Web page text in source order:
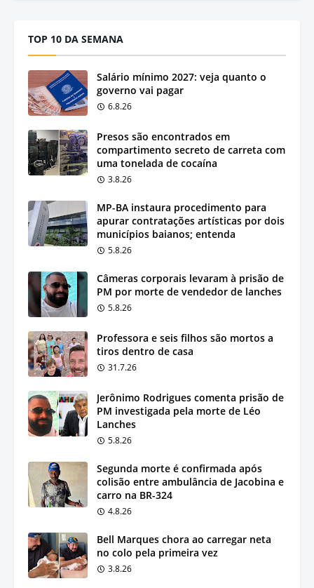
TOP 10 DA SEMANA
Salário mínimo 2027: veja quanto o
governo vai pagar
6.8.26
Presos são encontrados em
compartimento secreto de carreta com
uma tonelada de cocaína
3.8.26
MP-BA instaura procedimento para
apurar contratações artísticas por dois
municípios baianos; entenda
5.8.26
Câmeras corporais levaram à prisão de
PM por morte de vendedor de lanches
5.8.26
Professora e seis filhos são mortos a
tiros dentro de casa
31.7.26
Jerônimo Rodrigues comenta prisão de
PM investigada pela morte de Léo
Lanches
5.8.26
Segunda morte é confirmada após
colisão entre ambulância de Jacobina e
carro na BR-324
4.8.26
Bell Marques chora ao carregar neta
no colo pela primeira vez
3.8.26